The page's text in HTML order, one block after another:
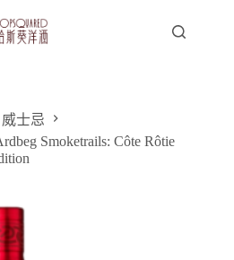
威士忌
Smoketrails: Côte Rôtie